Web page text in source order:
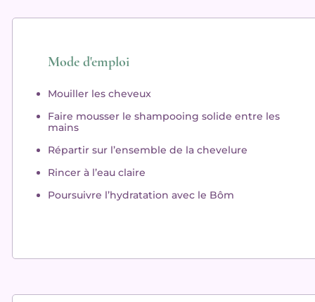
Mode d'emploi
Mouiller les cheveux
Faire mousser le shampooing solide entre les
mains
Répartir sur l’ensemble de la chevelure
Rincer à l’eau claire
Poursuivre l’hydratation avec le Bôm